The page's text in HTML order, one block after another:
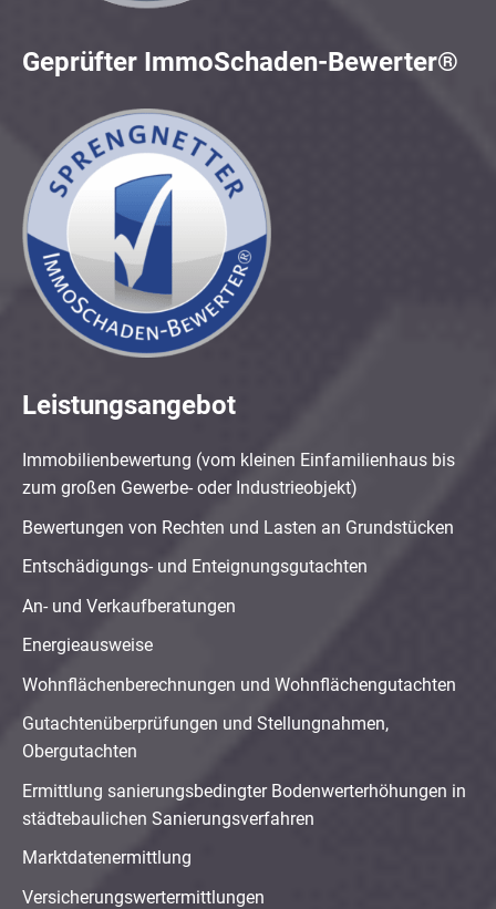
Geprüfter ImmoSchaden-Bewerter®
Leistungsangebot
Immobilienbewertung (vom kleinen Einfamilienhaus bis
zum großen Gewerbe- oder Industrieobjekt)
Bewertungen von Rechten und Lasten an Grundstücken
Entschädigungs- und Enteignungsgutachten
An- und Verkaufberatungen
Energieausweise
Wohnflächenberechnungen und Wohnflächengutachten
Gutachtenüberprüfungen und Stellungnahmen,
Obergutachten
Ermittlung sanierungsbedingter Bodenwerterhöhungen in
städtebaulichen Sanierungsverfahren
Marktdatenermittlung
Versicherungswertermittlungen